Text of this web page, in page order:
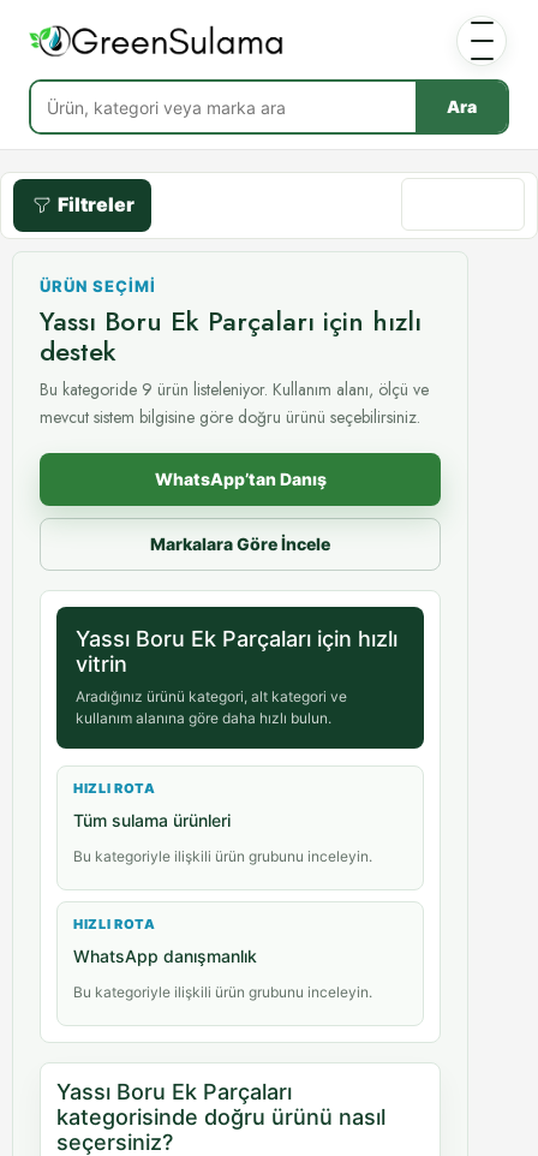
Ara
Filtreler
ÜRÜN SEÇIMI
Yassı Boru Ek Parçaları için hızlı
destek
Bu kategoride 9 ürün listeleniyor. Kullanım alanı, ölçü ve
mevcut sistem bilgisine göre doğru ürünü seçebilirsiniz.
WhatsApp’tan Danış
Markalara Göre İncele
Yassı Boru Ek Parçaları için hızlı
vitrin
Aradığınız ürünü kategori, alt kategori ve
kullanım alanına göre daha hızlı bulun.
HIZLI ROTA
Tüm sulama ürünleri
Bu kategoriyle ilişkili ürün grubunu inceleyin.
HIZLI ROTA
WhatsApp danışmanlık
Bu kategoriyle ilişkili ürün grubunu inceleyin.
Yassı Boru Ek Parçaları
kategorisinde doğru ürünü nasıl
seçersiniz?